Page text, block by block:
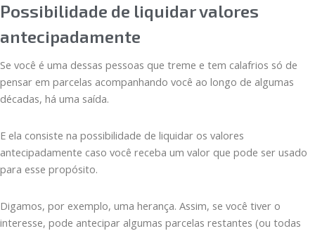
Possibilidade de liquidar valores
antecipadamente
Se você é uma dessas pessoas que treme e tem calafrios só de
pensar em parcelas acompanhando você ao longo de algumas
décadas, há uma saída.
E ela consiste na possibilidade de liquidar os valores
antecipadamente caso você receba um valor que pode ser usado
para esse propósito.
Digamos, por exemplo, uma herança. Assim, se você tiver o
interesse, pode antecipar algumas parcelas restantes (ou todas